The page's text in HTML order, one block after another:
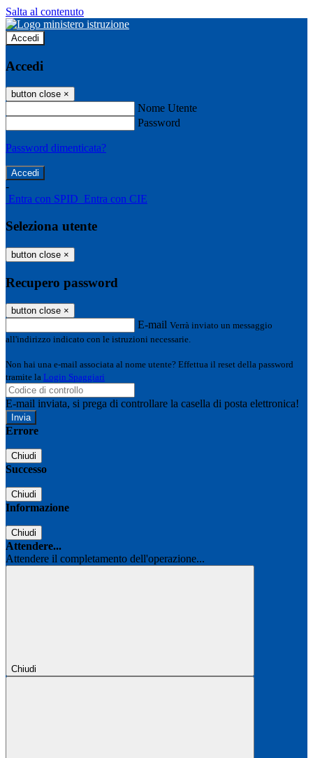
Salta al contenuto
Accedi
Accedi
button close ×
Nome Utente
Password
Password dimenticata?
-
Entra con SPID Entra con CIE
Seleziona utente
button close ×
Recupero password
button close ×
E-mail Verrà inviato un messaggio
all'indirizzo indicato con le istruzioni necessarie.
Non hai una e-mail associata al nome utente? Effettua il reset della password
tramite la Login Spaggiari
E-mail inviata, si prega di controllare la casella di posta elettronica!
Errore
Chiudi
Successo
Chiudi
Informazione
Chiudi
Attendere...
Attendere il completamento dell'operazione...
Chiudi